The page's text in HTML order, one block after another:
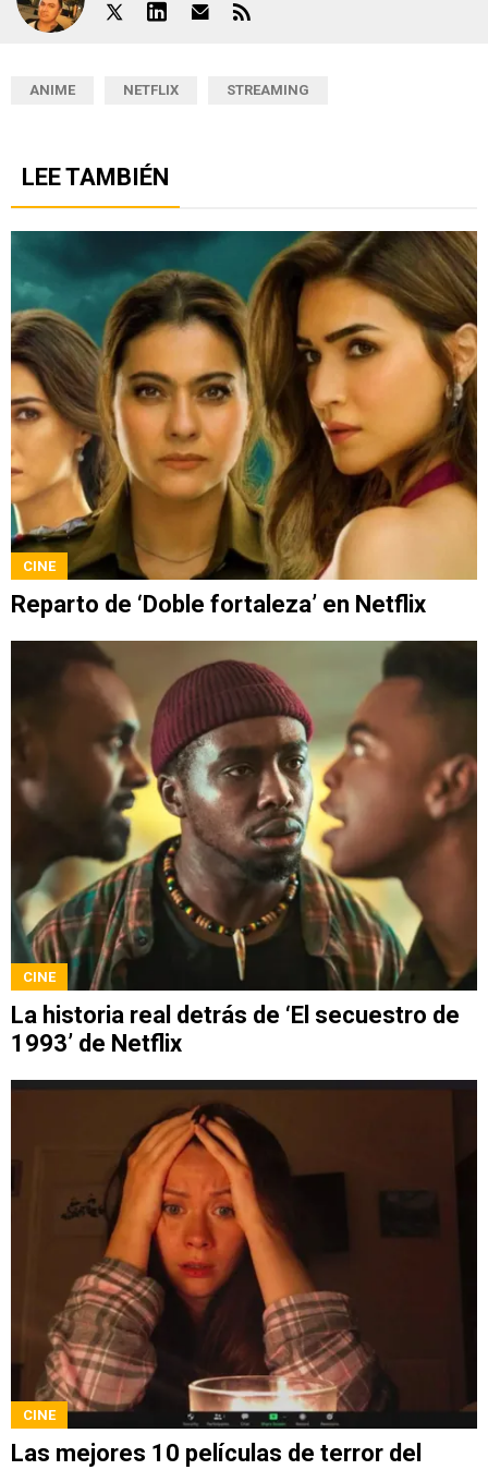
ANIME NETFLIX STREAMING
LEE TAMBIÉN
CINE
Reparto de ‘Doble fortaleza’ en Netflix
CINE
La historia real detrás de ‘El secuestro de
1993’ de Netflix
CINE
Las mejores 10 películas de terror del